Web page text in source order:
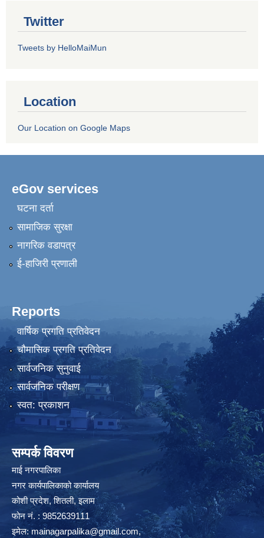
Twitter
Tweets by HelloMaiMun
Location
Our Location on Google Maps
eGov services
घटना दर्ता
सामाजिक सुरक्षा
नागरिक वडापत्र
ई-हाजिरी प्रणाली
Reports
वार्षिक प्रगति प्रतिवेदन
चौमासिक प्रगति प्रतिवेदन
सार्वजनिक सुनुवाई
सार्वजनिक परीक्षण
स्वत: प्रकाशन
सम्पर्क विवरण
माई नगरपालिका
नगर कार्यपालिकाको कार्यालय
कोशी प्रदेश, शितली, इलाम
फोन नं. : 9852639111
इमेल:mainagarpalika@gmail.com,